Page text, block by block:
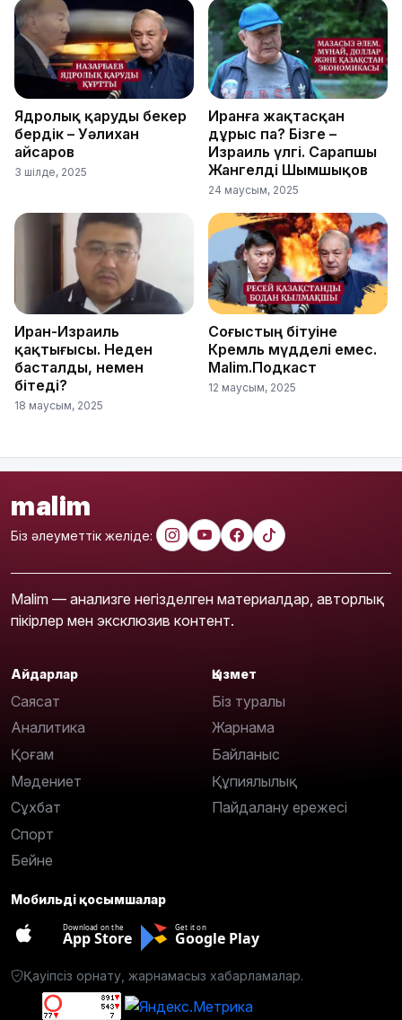
Ядролық қаруды бекер
бердік – Уәлихан
Қайсаров
3 шілде, 2025
Иранға жақтасқан
дұрыс па? Бізге –
Израиль үлгі. Сарапшы
Жангелді Шымшықов
24 маусым, 2025
Иран-Израиль
қақтығысы. Неден
басталды, немен
бітеді?
18 маусым, 2025
Соғыстың бітуіне
Кремль мүдделі емес.
Malim.Подкаст
12 маусым, 2025
malim
Біз әлеуметтік желіде:
Malim — анализге негізделген материалдар, авторлық
пікірлер мен эксклюзив контент.
Айдарлар
Саясат
Аналитика
Қоғам
Мәдениет
Сұхбат
Спорт
Бейне
Қызмет
Біз туралы
Жарнама
Байланыс
Құпиялылық
Пайдалану ережесі
Мобильді қосымшалар
Download on the
App Store
Get it on
Google Play
Қауіпсіз орнату, жарнамасыз хабарламалар.